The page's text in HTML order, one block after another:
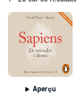
Aperçu